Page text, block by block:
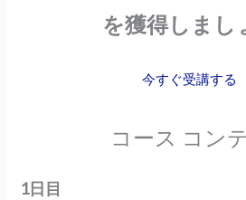
を獲得しまし
今すぐ受講する
コース コン
1日目